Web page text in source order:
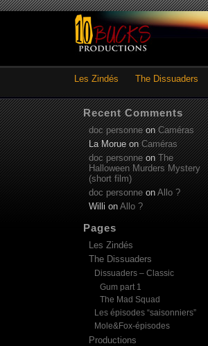
Les Zindés The Dissuaders
Recent Comments
doc personneonCaméras
La MorueonCaméras
doc personneonThe
Halloween Murders Mystery
(short film)
doc personne on Allo ?
Willi on Allo ?
Pages
Les Zindés
The Dissuaders
Dissuaders – Classic
Gum part 1
The Mad Squad
Les épisodes “saisonniers”
Mole&Fox-épisodes
Productions